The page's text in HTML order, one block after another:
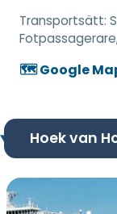
Transportsätt:
🗺️ Google
Hoek van